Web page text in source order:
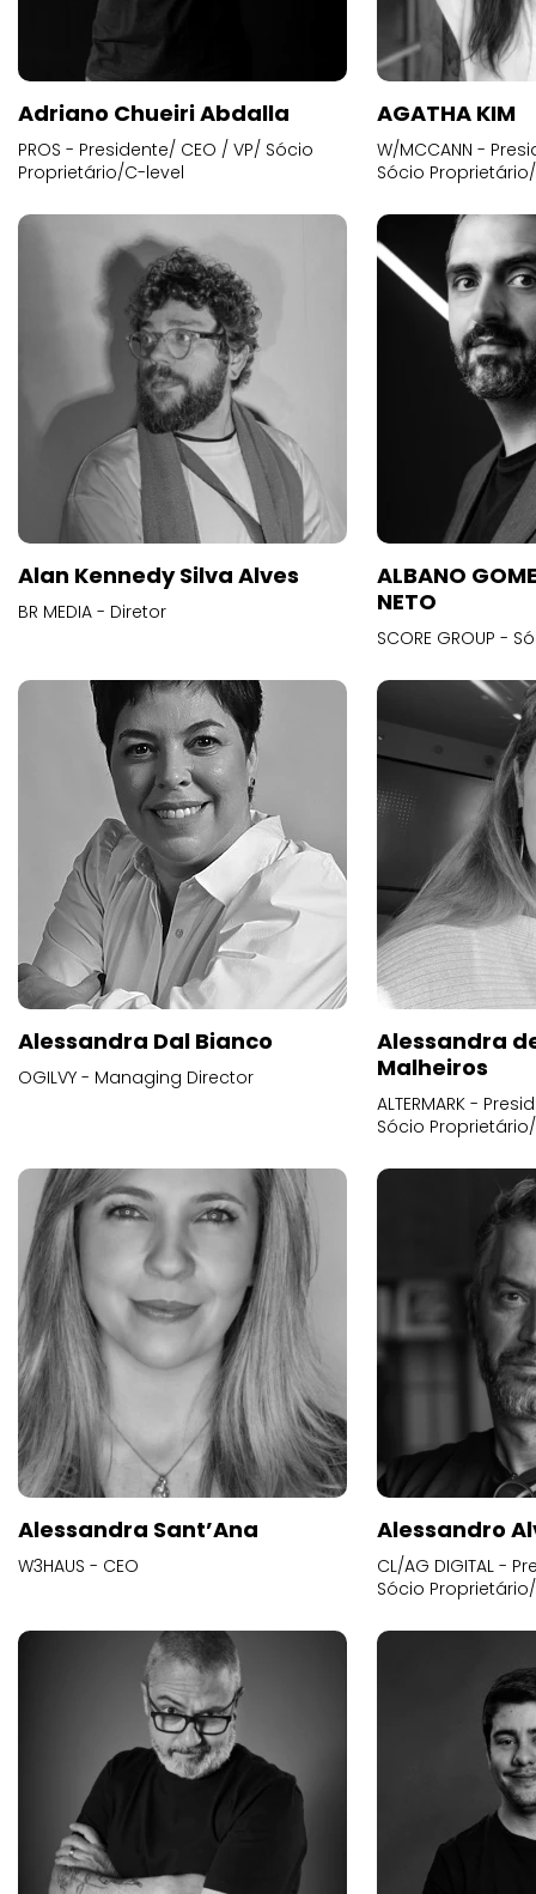
Adriano Chueiri Abdalla
PROS - Presidente/ CEO / VP/ Sócio
Proprietário/C-level
AGATHA KIM
W/MCCANN -
Sócio
Alan Kennedy Silva Alves
BR MEDIA - Diretor
ALBANO
NETO
SCORE GROUP -
Alessandra Dal Bianco
OGILVY - Managing Director
Alessandra
Malheiros
ALTERMARK -
Sócio
Alessandra Sant’Ana
W3HAUS - CEO
Alessandro
CL/AG DIGITAL -
Sócio